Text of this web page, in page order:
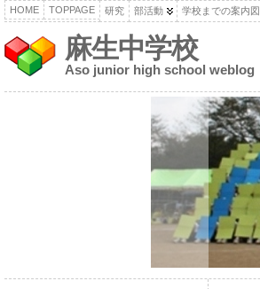
HOME TOPPAGE 研究 部活動 学校までの案内図
麻生中学校
Aso junior high school weblog